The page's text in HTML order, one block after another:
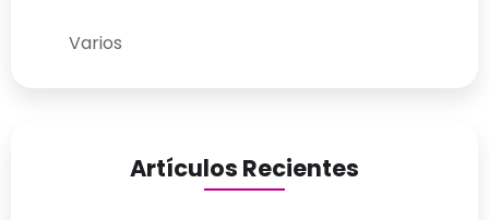
Varios
Artículos Recientes